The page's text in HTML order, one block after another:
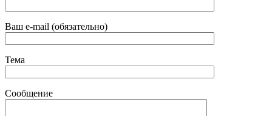
Ваш e-mail (обязательно)
Тема
Сообщение